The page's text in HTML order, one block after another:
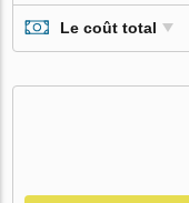
Le coût total